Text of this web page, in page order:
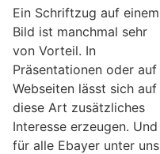
Ein Schriftzug auf einem
Bild ist manchmal sehr
von Vorteil. In
Präsentationen oder auf
Webseiten lässt sich auf
diese Art zusätzliches
Interesse erzeugen. Und
für alle Ebayer unter uns